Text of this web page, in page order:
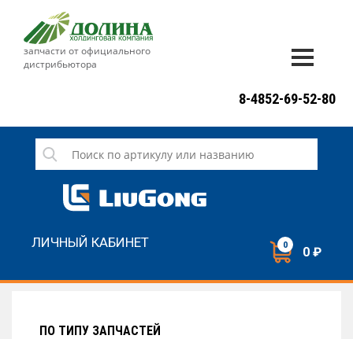
запчасти от официального
дистрибьютора
СЕРВИС
НОВОСТИ
8-4852-69-52-80
ЛИЧНЫЙ КАБИНЕТ 0 0 ₽
ПО ТИПУ ЗАПЧАСТЕЙ